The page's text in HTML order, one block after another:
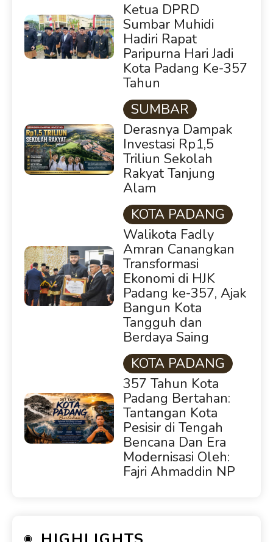
Ketua DPRD
Sumbar Muhidi
Hadiri Rapat
Paripurna Hari Jadi
Kota Padang Ke-357
Tahun
SUMBAR
Derasnya Dampak
Investasi Rp1,5
Triliun Sekolah
Rakyat Tanjung
Alam
KOTA PADANG
Walikota Fadly
Amran Canangkan
Transformasi
Ekonomi di HJK
Padang ke-357, Ajak
Bangun Kota
Tangguh dan
Berdaya Saing
KOTA PADANG
357 Tahun Kota
Padang Bertahan:
Tantangan Kota
Pesisir di Tengah
Bencana Dan Era
Modernisasi Oleh:
Fajri Ahmaddin NP